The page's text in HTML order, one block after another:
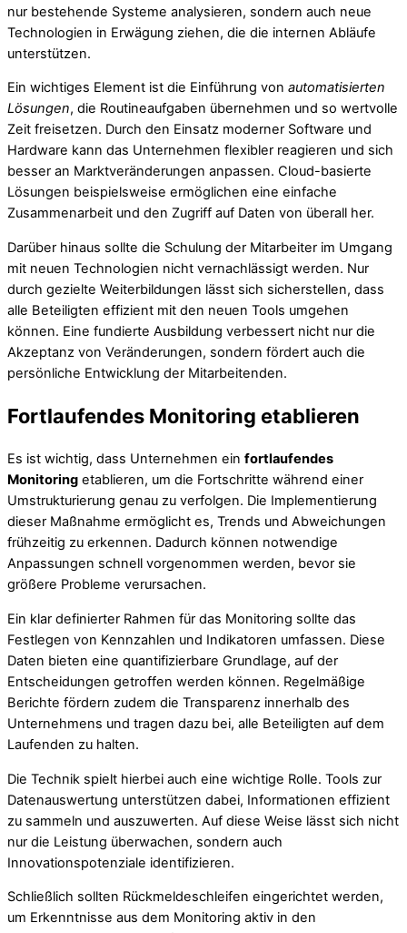
nur bestehende Systeme analysieren, sondern auch neue
Technologien in Erwägung ziehen, die die internen Abläufe
unterstützen.
Ein wichtiges Element ist die Einführung von automatisierten
Lösungen, die Routineaufgaben übernehmen und so wertvolle
Zeit freisetzen. Durch den Einsatz moderner Software und
Hardware kann das Unternehmen flexibler reagieren und sich
besser an Marktveränderungen anpassen. Cloud-basierte
Lösungen beispielsweise ermöglichen eine einfache
Zusammenarbeit und den Zugriff auf Daten von überall her.
Darüber hinaus sollte die Schulung der Mitarbeiter im Umgang
mit neuen Technologien nicht vernachlässigt werden. Nur
durch gezielte Weiterbildungen lässt sich sicherstellen, dass
alle Beteiligten effizient mit den neuen Tools umgehen
können. Eine fundierte Ausbildung verbessert nicht nur die
Akzeptanz von Veränderungen, sondern fördert auch die
persönliche Entwicklung der Mitarbeitenden.
Fortlaufendes Monitoring etablieren
Es ist wichtig, dass Unternehmen ein fortlaufendes
Monitoring etablieren, um die Fortschritte während einer
Umstrukturierung genau zu verfolgen. Die Implementierung
dieser Maßnahme ermöglicht es, Trends und Abweichungen
frühzeitig zu erkennen. Dadurch können notwendige
Anpassungen schnell vorgenommen werden, bevor sie
größere Probleme verursachen.
Ein klar definierter Rahmen für das Monitoring sollte das
Festlegen von Kennzahlen und Indikatoren umfassen. Diese
Daten bieten eine quantifizierbare Grundlage, auf der
Entscheidungen getroffen werden können. Regelmäßige
Berichte fördern zudem die Transparenz innerhalb des
Unternehmens und tragen dazu bei, alle Beteiligten auf dem
Laufenden zu halten.
Die Technik spielt hierbei auch eine wichtige Rolle. Tools zur
Datenauswertung unterstützen dabei, Informationen effizient
zu sammeln und auszuwerten. Auf diese Weise lässt sich nicht
nur die Leistung überwachen, sondern auch
Innovationspotenziale identifizieren.
Schließlich sollten Rückmeldeschleifen eingerichtet werden,
um Erkenntnisse aus dem Monitoring aktiv in den